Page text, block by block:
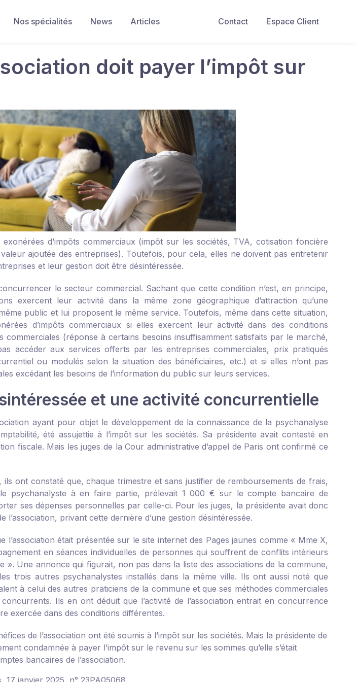
Contact
Espace Client
Nos spécialités News Articles
doit payer l’impôt sur
d’impôts commerciaux (impôt sur les sociétés, TVA, cotisation foncière
ajoutée des entreprises). Toutefois, pour cela, elles ne doivent pas entretenir
et leur gestion doit être désintéressée.
le secteur commercial. Sachant que cette condition n’est, en principe,
exercent leur activité dans la même zone géographique d’attraction qu’une
public et lui proposent le même service. Toutefois, même dans cette situation,
d’impôts commerciaux si elles exercent leur activité dans des conditions
commerciales (réponse à certains besoins insuffisamment satisfaits par le marché,
accéder aux services offerts par les entreprises commerciales, prix pratiqués
ou modulés selon la situation des bénéficiaires, etc.) et si elles n’ont pas
excédant les besoins de l’information du public sur leurs services.
et une activité concurrentielle
ayant pour objet le développement de la connaissance de la psychanalyse
été assujettie à l’impôt sur les sociétés. Sa présidente avait contesté en
fiscale. Mais les juges de la Cour administrative d’appel de Paris ont confirmé ce
ont constaté que, chaque trimestre et sans justifier de remboursements de frais,
psychanalyste à en faire partie, prélevait 1 000 € sur le compte bancaire de
ses dépenses personnelles par celle-ci. Pour les juges, la présidente avait donc
l’association, privant cette dernière d’une gestion désintéressée.
l’association était présentée sur le site internet des Pages jaunes comme « Mme X,
en séances individuelles de personnes qui souffrent de conflits intérieurs
». Une annonce qui figurait, non pas dans la liste des associations de la commune,
trois autres psychanalystes installés dans la même ville. Ils ont aussi noté que
à celui des autres praticiens de la commune et que ses méthodes commerciales
Ils en ont déduit que l’activité de l’association entrait en concurrence
exercée dans des conditions différentes.
de l’association ont été soumis à l’impôt sur les sociétés. Mais la présidente de
condamnée à payer l’impôt sur le revenu sur les sommes qu’elle s’était
bancaires de l’association.
17 janvier 2025, n° 23PA05068